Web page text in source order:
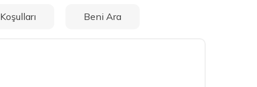
Beni Ara